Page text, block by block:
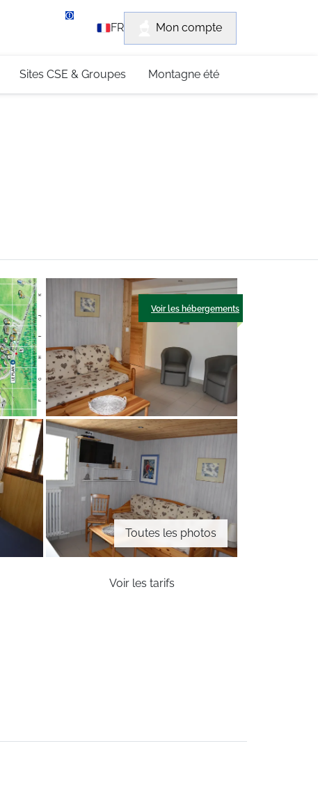
+33 (0)4 79 96 30 69
FR Mon compte
Sites CSE & Groupes Montagne été
Toutes les photos
Voir les hébergements
Voir les tarifs